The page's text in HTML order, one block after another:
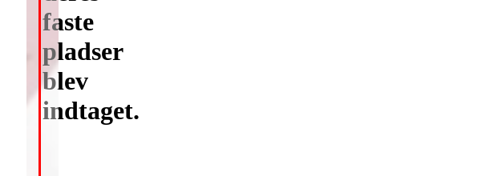
faste
pladser
blev
indtaget.